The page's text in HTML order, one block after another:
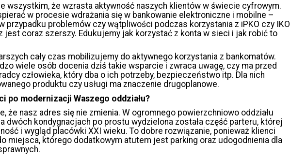
wszystkim, że wzrasta aktywność naszych klientów w świecie cyfrowym.
w procesie wdrażania się w bankowanie elektroniczne i mobilne –
przypadku problemów czy wątpliwości podczas korzystania z iPKO czy IKO
jest coraz szerszy. Edukujemy jak korzystać z konta w sieci i jak robić to
cały czas mobilizujemy do aktywnego korzystania z bankomatów.
wiele osób docenia dziś takie wsparcie i zwraca uwagę, czy ma przed
człowieka, który dba o ich potrzeby, bezpieczeństwo itp. Dla nich
produktu czy usługi ma znaczenie drugoplanowe.
po modernizacji Waszego oddziału?
że nasz adres się nie zmienia. W ogromnego powierzchniowo oddziału
dwóch kondygnacjach po prostu wydzielona została część parteru, której
i wygląd placówki XXI wieku. To dobre rozwiązanie, ponieważ klienci
miejsca, którego dodatkowym atutem jest parking oraz udogodnienia dla